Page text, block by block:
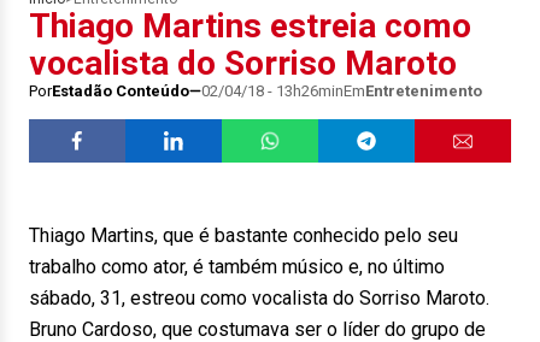
Thiago Martins estreia como
vocalista do Sorriso Maroto
PorEstadão Conteúdo 02/04/18 - 13h26minEmEntretenimento
Thiago Martins, que é bastante conhecido pelo seu
trabalho como ator, é também músico e, no último
sábado, 31, estreou como vocalista do Sorriso Maroto.
Bruno Cardoso, que costumava ser o líder do grupo de